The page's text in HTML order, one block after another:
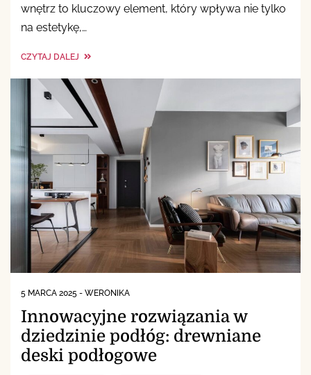
wnętrz to kluczowy element, który wpływa nie tylko
na estetykę,…
CZYTAJ DALEJ
5 MARCA 2025 - WERONIKA
Innowacyjne rozwiązania w
dziedzinie podłóg: drewniane
deski podłogowe